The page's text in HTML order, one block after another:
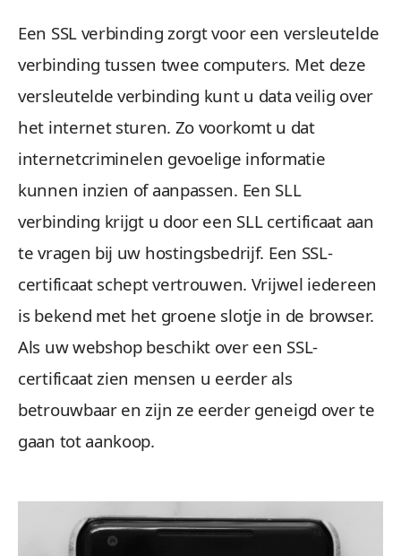
Een SSL verbinding zorgt voor een versleutelde
verbinding tussen twee computers. Met deze
versleutelde verbinding kunt u data veilig over
het internet sturen. Zo voorkomt u dat
internetcriminelen gevoelige informatie
kunnen inzien of aanpassen. Een SLL
verbinding krijgt u door een SLL certificaat aan
te vragen bij uw hostingsbedrijf. Een SSL-
certificaat schept vertrouwen. Vrijwel iedereen
is bekend met het groene slotje in de browser.
Als uw webshop beschikt over een SSL-
certificaat zien mensen u eerder als
betrouwbaar en zijn ze eerder geneigd over te
gaan tot aankoop.